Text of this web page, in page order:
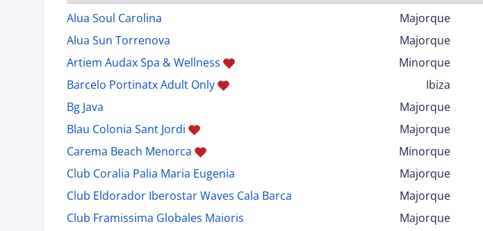
Alua Soul Carolina Majorque
Alua Sun Torrenova
Majorque
Artiem Audax Spa & Wellness
Minorque
Barcelo Portinatx Adult Only
Ibiza
Bg Java
Majorque
Blau Colonia Sant Jordi
Majorque
Carema Beach Menorca
Minorque
Club Coralia Palia Maria Eugenia
Majorque
Club Eldorador Iberostar Waves Cala Barca
Majorque
Club Framissima Globales Maioris
Majorque